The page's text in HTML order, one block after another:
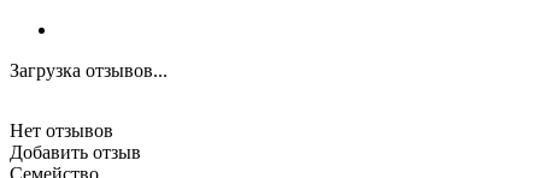
Загрузка отзывов...
Нет отзывов
Добавить отзыв
Семейство